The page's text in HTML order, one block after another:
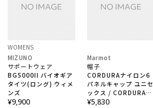
WOMENS
MIZUNO
サポートウェア
BG5000II バイオギア
タイツ(ロング) ウィメ
ンズ
¥9,900
Marmot
帽子
CORDURAナイロン6
パネルキャップ ユニセ
ックス / CORDURA
cap
¥5,830